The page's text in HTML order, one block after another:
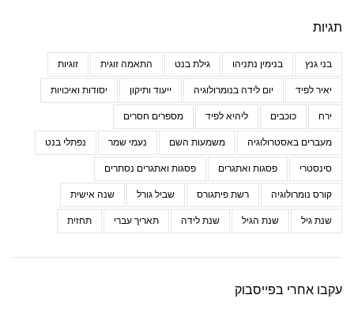
תגיות
בני גנץ בנימין נתניהו גילת בנט התאמה זוגית זוגיות
יאיר לפיד יום לידה בנומרולוגיה ייעוד ותיקון יסודות ואיכויות
ירח כוכבים ליהיא לפיד מספרים חסרים
מעברים באסטרולוגיה משמעות השם נעמי שמר נפתלי בנט
סינסטרי פסגות ואתגרים פסגות ואתגרים נסתרים
קורס נומרולוגיה רשת פיתגורס שביל גורל שנה אישית
שנת גיל שנת הגיל שנת לידה תאריך עברי תחזית
עקבו אחרי בפייסבוק